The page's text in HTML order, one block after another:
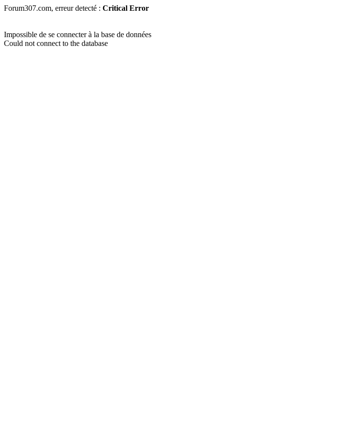
Forum307.com, erreur detecté : Critical Error
Impossible de se connecter à la base de données
Could not connect to the database